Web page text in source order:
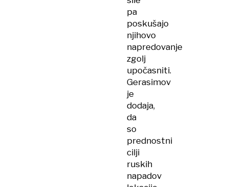
pa
poskušajo
njihovo
napredovanje
zgolj
upočasniti.
Gerasimov
je
dodaja,
da
so
prednostni
cilji
ruskih
napadov